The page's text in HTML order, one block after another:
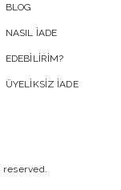
BLOG
NASIL İADE
EDEBİLİRİM?
ÜYELİKSİZ İADE